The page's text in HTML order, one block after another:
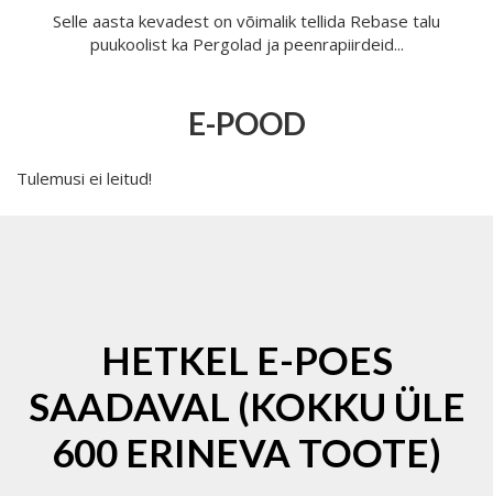
Selle aasta kevadest on võimalik tellida Rebase talu
puukoolist ka Pergolad ja peenrapiirdeid...
E-POOD
Tulemusi ei leitud!
HETKEL E-POES
SAADAVAL (KOKKU ÜLE
600 ERINEVA TOOTE)